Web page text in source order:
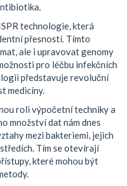
technologie, která
přesností. Tímto
ale i upravovat genomy
pro léčbu infekčních
představuje revoluční
medicíny.
roli výpočetní techniky a
množství dat nám dnes
mezi bakteriemi, jejich
Tím se otevírají
které mohou být